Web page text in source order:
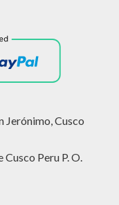
Jerónimo, Cusco
Peru P. O.